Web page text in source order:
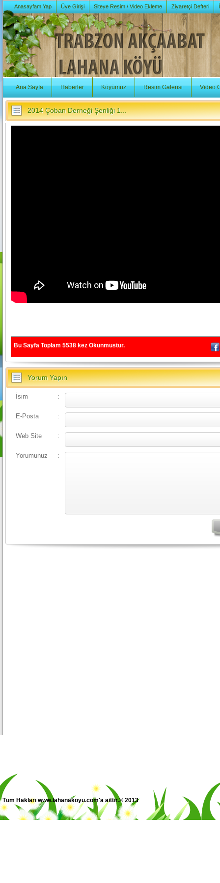
Anasayfam Yap Üye Girişi Siteye Resim / Video Ekleme Ziyaretçi Defteri
Ana Sayfa Haberler Köyümüz Resim Galerisi Video
2014 Çoban Derneği Şenliği 1...
Bu Sayfa Toplam 5538kez Okunmustur.
Yorum Yapın
İsim :
E-Posta :
Web Site :
Yorumunuz :
Tüm Hakları www.lahanakoyu.com'a aittir.© 2013